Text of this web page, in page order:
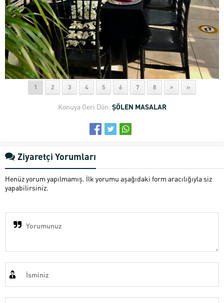
1 2 3 4 5 6 7 8 > »
Konuya Geri Dön: ŞÖLEN MASALAR
Ziyaretçi Yorumları
Henüz yorum yapılmamış. İlk yorumu aşağıdaki form aracılığıyla siz
yapabilirsiniz.